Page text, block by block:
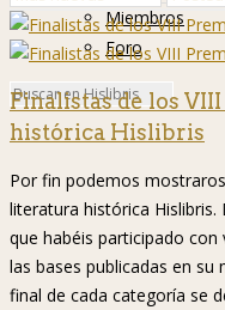
Miembros
Foro
Finalistas de los
histórica Hislibris
Por fin podemos
literatura histórica
que habéis participado
las bases publicadas en
final de cada categoría se